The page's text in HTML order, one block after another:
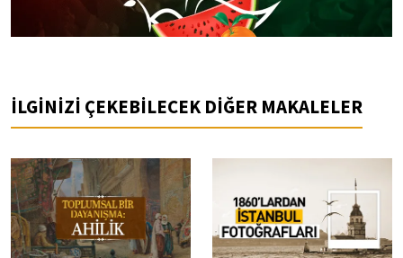
İLGİNİZİ ÇEKEBİLECEK DİĞER MAKALELER